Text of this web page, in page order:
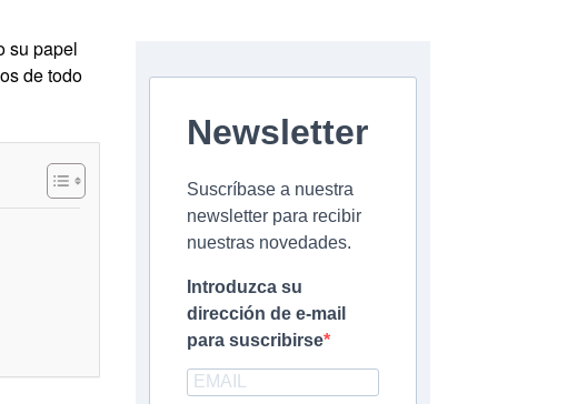
su papel
de todo
Newsletter
Suscríbase a nuestra
newsletter para recibir
nuestras novedades.
Introduzca su
dirección de e-mail
para suscribirse